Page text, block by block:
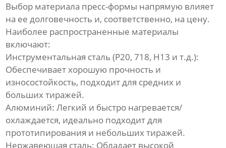
Выбор материала пресс-формы напрямую влияет
на ее долговечность и, соответственно, на цену.
Наиболее распространенные материалы
включают:
Инструментальная сталь (P20, 718, H13 и т.д.):
Обеспечивает хорошую прочность и
износостойкость, подходит для средних и
больших тиражей.
Алюминий: Легкий и быстро нагревается/
охлаждается, идеально подходит для
прототипирования и небольших тиражей.
Нержавеющая сталь: Обладает высокой